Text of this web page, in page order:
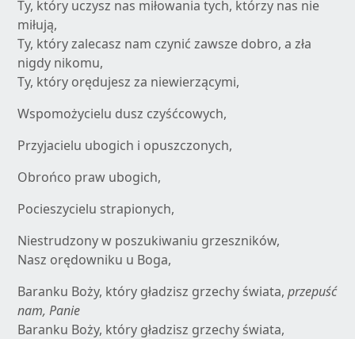
Ty, który uczysz nas miłowania tych, którzy nas nie
miłują,
Ty, który zalecasz nam czynić zawsze dobro, a zła
nigdy nikomu,
Ty, który orędujesz za niewierzącymi,
Wspomożycielu dusz czyśćcowych,
Przyjacielu ubogich i opuszczonych,
Obrońco praw ubogich,
Pocieszycielu strapionych,
Niestrudzony w poszukiwaniu grzeszników,
Nasz orędowniku u Boga,
Baranku Boży, który gładzisz grzechy świata, przepuść
nam, Panie
Baranku Boży, który gładzisz grzechy świata,